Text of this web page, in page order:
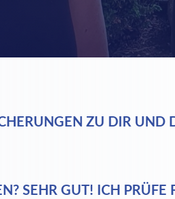
ZU DIR UND
SEHR GUT! ICH